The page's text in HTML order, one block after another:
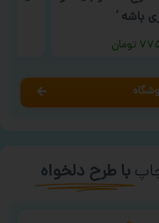
باشه ‘
تومان
با طرح دلخواه